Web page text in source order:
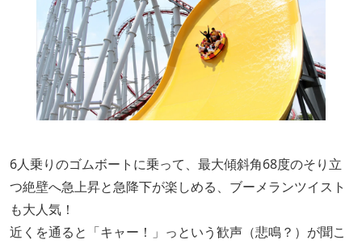
6人乗りのゴムボートに乗って、最大傾斜角68度のそり立
つ絶壁へ急上昇と急降下が楽しめる、ブーメランツイスト
も大人気！
近くを通ると「キャー！」っという歓声（悲鳴？）が聞こ